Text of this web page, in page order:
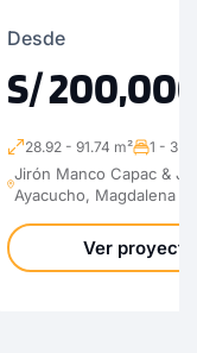
Desde
S/
28.92 - 91.74 m² 1 - 3
Jirón Manco Capac &
Ayacucho, Magdalena
Ver proyecto